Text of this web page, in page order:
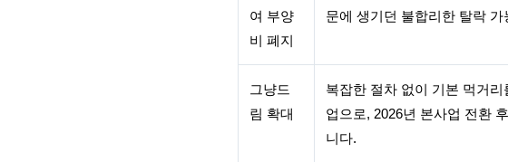
여 부양
비 폐지
문에 생기던 불합리한 탈락
그냥드
림 확대
복잡한 절차 없이 기본 먹거
업으로, 2026년 본사업 전환
니다.